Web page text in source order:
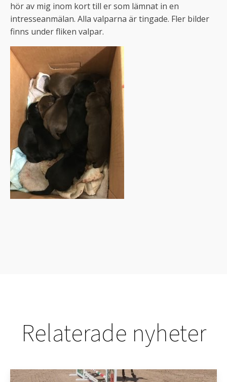
hör av mig inom kort till er som lämnat in en
intresseanmälan. Alla valparna är tingade. Fler bilder
finns under fliken valpar.
Relaterade nyheter